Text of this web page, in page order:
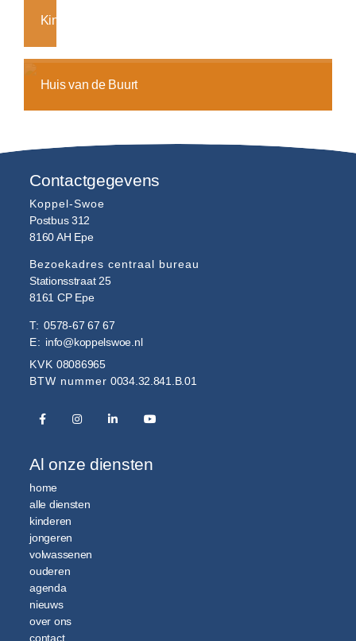
Kindertijd
Huis van de Buurt
Contactgegevens
Koppel-Swoe
Postbus 312
8160 AH Epe
Bezoekadres centraal bureau
Stationsstraat 25
8161 CP Epe
T:0578-67 67 67
E: info@koppelswoe.nl
KVK 08086965
BTW nummer 0034.32.841.B.01
Al onze diensten
home
alle diensten
kinderen
jongeren
volwassenen
ouderen
agenda
nieuws
over ons
contact